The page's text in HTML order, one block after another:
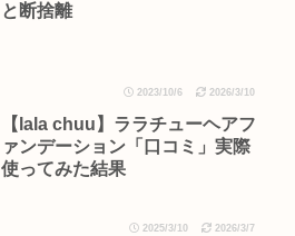
と断捨離
2023/10/6 2026/3/10
【lala chuu】ララチューヘアフ
ァンデーション「口コミ」実際
使ってみた結果
2025/3/10 2026/3/7